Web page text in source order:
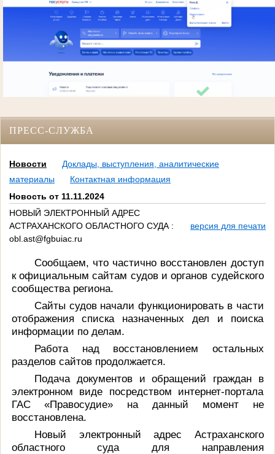
ПРЕСС-СЛУЖБА
Новости
Доклады, выступления, аналитические
материалы
Контактная информация
Новость от 11.11.2024
НОВЫЙ ЭЛЕКТРОННЫЙ АДРЕС
АСТРАХАНСКОГО ОБЛАСТНОГО СУДА :
obl.ast@fgbuiac.ru
версия для печати
Сообщаем, что частично восстановлен доступ
к официальным сайтам судов и органов судейского
сообщества региона.
Сайты судов начали функционировать в части
отображения списка назначенных дел и поиска
информации по делам.
Работа над восстановлением остальных
разделов сайтов продолжается.
Подача документов и обращений граждан в
электронном виде посредством интернет-портала
ГАС «Правосудие» на данный момент не
восстановлена.
Новый электронный адрес Астраханского
областного суда для направления